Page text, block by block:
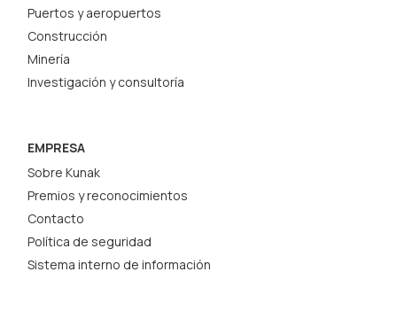
Puertos y aeropuertos
Construcción
Minería
Investigación y consultoría
EMPRESA
Sobre Kunak
Premios y reconocimientos
Contacto
Política de seguridad
Sistema interno de información